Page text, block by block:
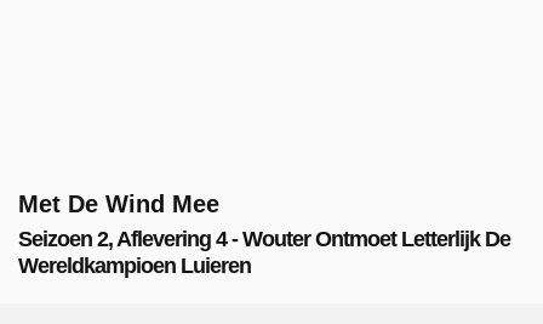
Met De Wind Mee
Seizoen 2, Aflevering 4 - Wouter Ontmoet Letterlijk De
Wereldkampioen Luieren